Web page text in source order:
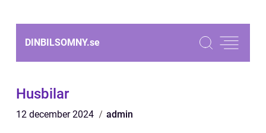
DINBILSOMNY.se
Husbilar
12 december 2024 admin